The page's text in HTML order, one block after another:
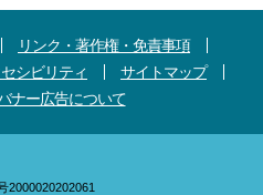
リンク・著作権・免責事項
シビリティ
サイトマップ
ナー広告について
2000020202061